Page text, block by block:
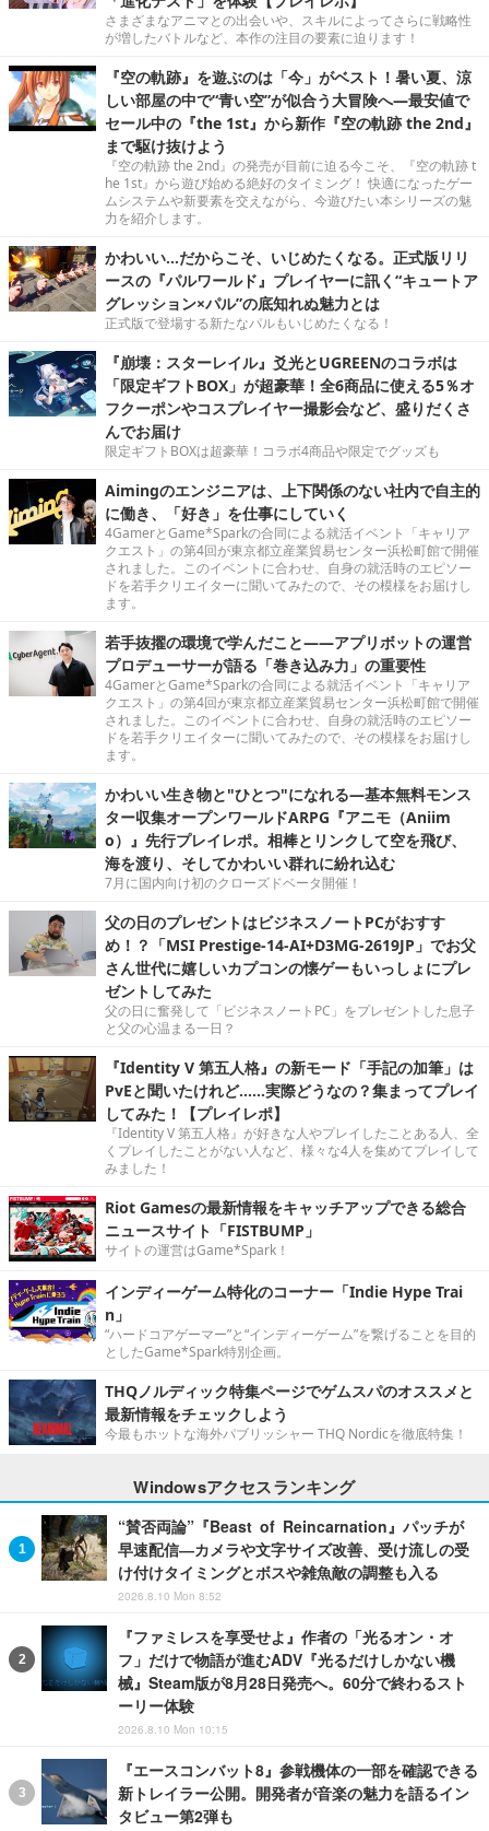
さまざまなアニマとの出会いや、スキルによってさらに戦略性
が増したバトルなど、本作の注目の要素に迫ります！
『空の軌跡』を遊ぶのは「今」がベスト！暑い夏、涼
しい部屋の中で“青い空”が似合う大冒険へ―最安値で
セール中の『the 1st』から新作『空の軌跡 the 2nd』
まで駆け抜けよう
『空の軌跡 the 2nd』の発売が目前に迫る今こそ、『空の軌跡 t
he 1st』から遊び始める絶好のタイミング！ 快適になったゲー
ムシステムや新要素を交えながら、今遊びたい本シリーズの魅
力を紹介します。
かわいい…だからこそ、いじめたくなる。正式版リリ
ースの『パルワールド』プレイヤーに訊く“キュートア
グレッション×パル”の底知れぬ魅力とは
正式版で登場する新たなパルもいじめたくなる！
『崩壊：スターレイル』爻光とUGREENのコラボは
「限定ギフトBOX」が超豪華！全6商品に使える5％オ
フクーポンやコスプレイヤー撮影会など、盛りだくさ
んでお届け
限定ギフトBOXは超豪華！コラボ4商品や限定でグッズも
Aimingのエンジニアは、上下関係のない社内で自主的
に働き、「好き」を仕事にしていく
4GamerとGame*Sparkの合同による就活イベント「キャリア
クエスト」の第4回が東京都立産業貿易センター浜松町館で開催
されました。このイベントに合わせ、自身の就活時のエピソー
ドを若手クリエイターに聞いてみたので、その模様をお届けし
ます。
若手抜擢の環境で学んだこと――アプリボットの運営
プロデューサーが語る「巻き込み力」の重要性
4GamerとGame*Sparkの合同による就活イベント「キャリア
クエスト」の第4回が東京都立産業貿易センター浜松町館で開催
されました。このイベントに合わせ、自身の就活時のエピソー
ドを若手クリエイターに聞いてみたので、その模様をお届けし
ます。
かわいい生き物と"ひとつ"になれる―基本無料モンス
ター収集オープンワールドARPG『アニモ（Aniim
o）』先行プレイレポ。相棒とリンクして空を飛び、
海を渡り、そしてかわいい群れに紛れ込む
7月に国内向け初のクローズドベータ開催！
父の日のプレゼントはビジネスノートPCがおすす
め！？「MSI Prestige-14-AI+D3MG-2619JP」でお父
さん世代に嬉しいカプコンの懐ゲーもいっしょにプレ
ゼントしてみた
父の日に奮発して「ビジネスノートPC」をプレゼントした息子
と父の心温まる一日？
『Identity V 第五人格』の新モード「手記の加筆」は
PvEと聞いたけれど……実際どうなの？集まってプレイ
してみた！【プレイレポ】
『Identity V 第五人格』が好きな人やプレイしたことある人、全
くプレイしたことがない人など、様々な4人を集めてプレイして
みました！
Riot Gamesの最新情報をキャッチアップできる総合
ニュースサイト「FISTBUMP」
サイトの運営はGame*Spark！
インディーゲーム特化のコーナー「Indie Hype Trai
n」
“ハードコアゲーマー”と“インディーゲーム”を繋げることを目的
としたGame*Spark特別企画。
THQノルディック特集ページでゲムスパのオススメと
最新情報をチェックしよう
今最もホットな海外パブリッシャー THQ Nordicを徹底特集！
Windowsアクセスランキング
“賛否両論”『Beast of Reincarnation』パッチが
早速配信―カメラや文字サイズ改善、受け流しの受
け付けタイミングとボスや雑魚敵の調整も入る
2026.8.10 Mon 8:52
『ファミレスを享受せよ』作者の「光るオン・オ
フ」だけで物語が進むADV『光るだけしかない機
械』Steam版が8月28日発売へ。60分で終わるスト
ーリー体験
2026.8.10 Mon 10:15
『エースコンバット8』参戦機体の一部を確認できる
新トレイラー公開。開発者が音楽の魅力を語るイン
タビュー第2弾も